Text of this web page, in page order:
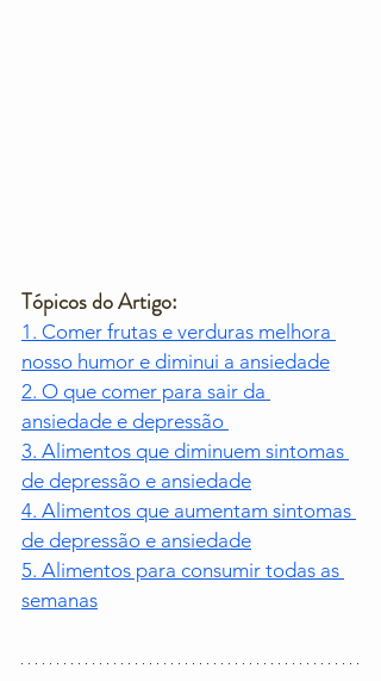
Tópicos do Artigo:
1. Comer frutas e verduras melhora
nosso humor e diminui a ansiedade
2. O que comer para sair da
ansiedade e depressão
3. Alimentos que diminuem sintomas
de depressão e ansiedade
4. Alimentos que aumentam sintomas
de depressão e ansiedade
5. Alimentos para consumir todas as
semanas